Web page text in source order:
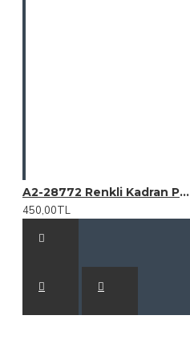
A2-28772 Renkli Kadran Plastik Duvar Saati
450,00TL